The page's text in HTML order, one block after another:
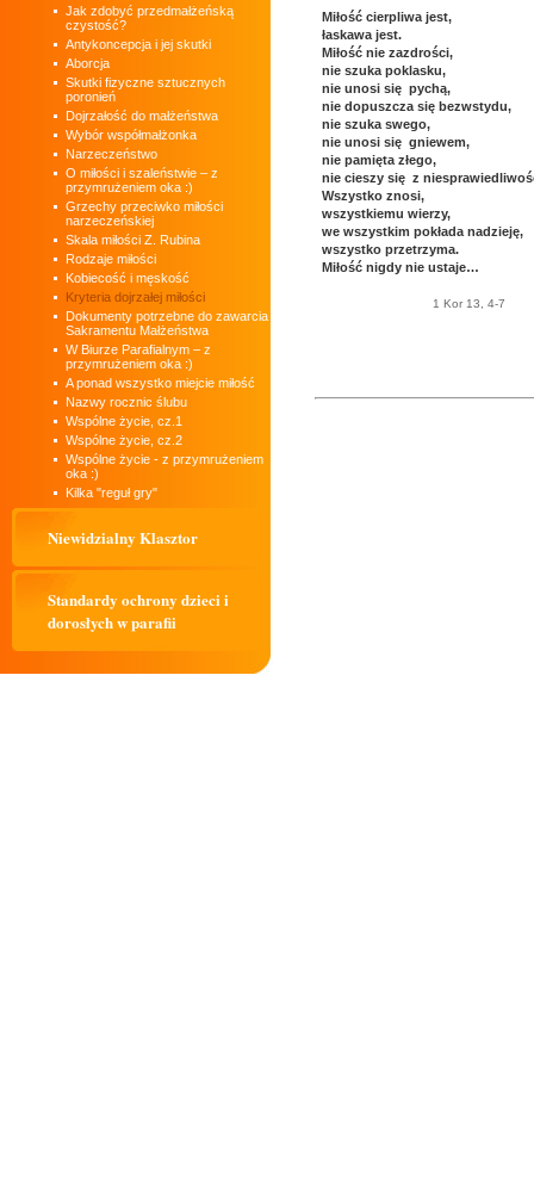
Jak zdobyć przedmałżeńską
czystość?
Antykoncepcja i jej skutki
Aborcja
Skutki fizyczne sztucznych
poronień
Dojrzałość do małżeństwa
Wybór współmałżonka
Narzeczeństwo
O miłości i szaleństwie – z
przymrużeniem oka :)
Grzechy przeciwko miłości
narzeczeńskiej
Skala miłości Z. Rubina
Rodzaje miłości
Kobiecość i męskość
Kryteria dojrzałej miłości
Dokumenty potrzebne do zawarcia
Sakramentu Małżeństwa
W Biurze Parafialnym – z
przymrużeniem oka :)
A ponad wszystko miejcie miłość
Nazwy rocznic ślubu
Wspólne życie, cz.1
Wspólne życie, cz.2
Wspólne życie - z przymrużeniem
oka :)
Kilka "reguł gry"
Niewidzialny Klasztor
Standardy ochrony dzieci i
dorosłych w parafii
Miłość cierpliwa jest,
łaskawa jest.
Miłość nie zazdrości,
nie szuka poklasku,
nie unosi się pychą,
nie dopuszcza się bezwstydu,
nie szuka swego,
nie unosi się gniewem,
nie pamięta złego,
nie cieszy się z
Wszystko znosi,
wszystkiemu wierzy,
we wszystkim pokłada nadzieję,
wszystko przetrzyma.
Miłość nigdy nie ustaje…
1 Kor 13, 4-7